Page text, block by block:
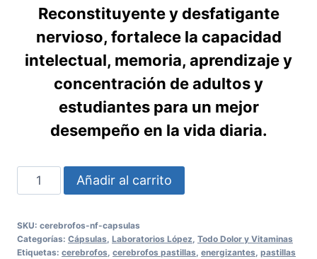
Reconstituyente y desfatigante
nervioso, fortalece la capacidad
intelectual, memoria, aprendizaje y
concentración de adultos y
estudiantes para un mejor
desempeño en la vida diaria.
Cerebrofos
NF
Cápsulas
cantidad
Añadir al carrito
SKU: cerebrofos-nf-capsulas
Categorías: Cápsulas Laboratorios López Todo Dolor y Vitaminas
Etiquetas: cerebrofos cerebrofos pastillas energizantes pastillas